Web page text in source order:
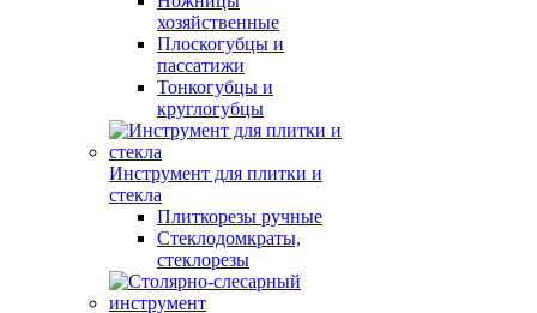
хозяйственные
Плоскогубцы и
пассатижи
Тонкогубцы и
круглогубцы
Инструмент для плитки и
стекла
Плиткорезы ручные
Стеклодомкраты,
стеклорезы